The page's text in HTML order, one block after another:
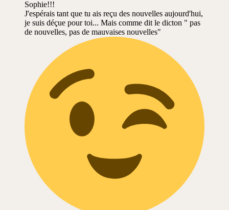
Sophie!!!
J'espérais tant que tu ais reçu des nouvelles aujourd'hui,
je suis déçue pour toi... Mais comme dit le dicton " pas
de nouvelles, pas de mauvaises nouvelles"